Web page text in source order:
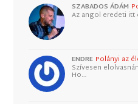
SZABADOS ÁDÁM
Az angol eredeti
ENDRE Polányi az
Szívesen
Ho…